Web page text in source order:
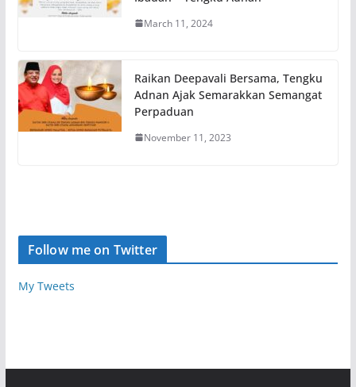
March 11, 2024
Raikan Deepavali Bersama, Tengku
Adnan Ajak Semarakkan Semangat
Perpaduan
November 11, 2023
Follow me on Twitter
My Tweets